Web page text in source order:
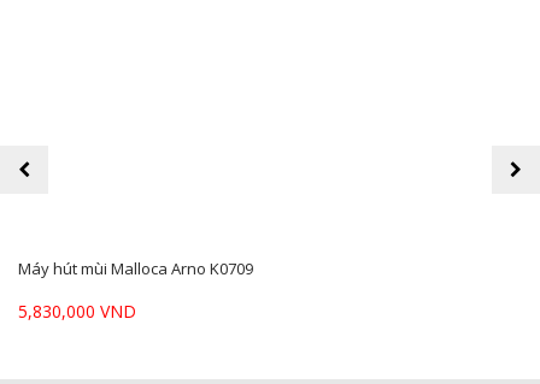
Máy hút mùi Malloca Arno K0709
5,830,000 VND
prev next